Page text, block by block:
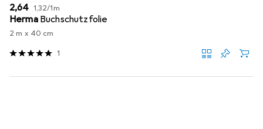
EUR
2,64 EUR
1,32/1m
Herma Buchschutzfolie
2 m x 40 cm
1